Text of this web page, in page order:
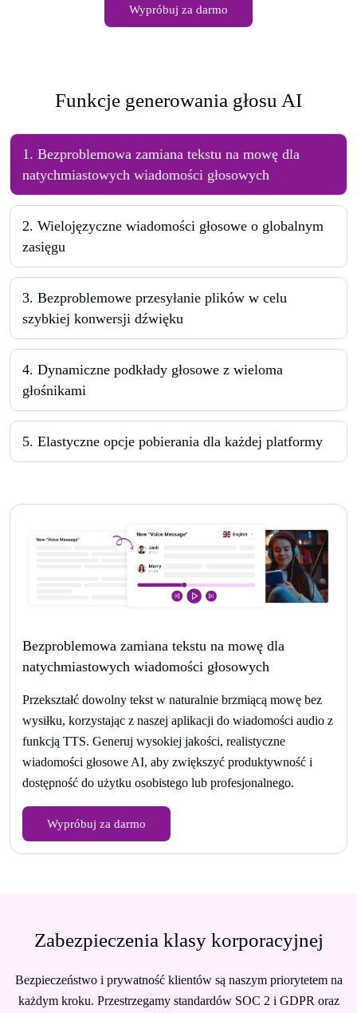
Wypróbuj za darmo
Funkcje generowania głosu AI
1. Bezproblemowa zamiana tekstu na mowę dla
natychmiastowych wiadomości głosowych
2. Wielojęzyczne wiadomości głosowe o globalnym
zasięgu
3. Bezproblemowe przesyłanie plików w celu
szybkiej konwersji dźwięku
4. Dynamiczne podkłady głosowe z wieloma
głośnikami
5. Elastyczne opcje pobierania dla każdej platformy
Bezproblemowa zamiana tekstu na mowę dla
natychmiastowych wiadomości głosowych
Przekształć dowolny tekst w naturalnie brzmiącą mowę bez
wysiłku, korzystając z naszej aplikacji do wiadomości audio z
funkcją TTS. Generuj wysokiej jakości, realistyczne
wiadomości głosowe AI, aby zwiększyć produktywność i
dostępność do użytku osobistego lub profesjonalnego.
Wypróbuj za darmo
Zabezpieczenia klasy korporacyjnej
Bezpieczeństwo i prywatność klientów są naszym priorytetem na
każdym kroku. Przestrzegamy standardów SOC 2 i GDPR oraz